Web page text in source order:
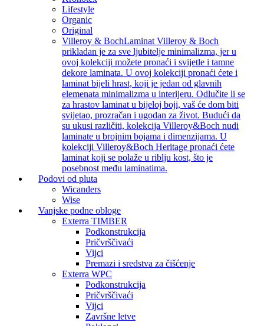
Lifestyle
Organic
Original
Villeroy & BochLaminat Villeroy & Boch
prikladan je za sve ljubitelje minimalizma, jer u
ovoj kolekciji možete pronaći i svijetle i tamne
dekore laminata. U ovoj kolekciji pronaći ćete i
laminat bijeli hrast, koji je jedan od glavnih
elemenata minimalizma u interijeru. Odlučite li se
za hrastov laminat u bijeloj boji, vaš će dom biti
svijetao, prozračan i ugodan za život. Budući da
su ukusi različiti, kolekcija Villeroy&Boch nudi
laminate u brojnim bojama i dimenzijama. U
kolekciji Villeroy&Boch Heritage pronaći ćete
laminat koji se polaže u riblju kost, što je
posebnost među laminatima.
Podovi od pluta
Wicanders
Wise
Vanjske podne obloge
Exterra TIMBER
Podkonstrukcija
Pričvrščivaći
Vijci
Premazi i sredstva za čišćenje
Exterra WPC
Podkonstrukcija
Pričvrščivaći
Vijci
Završne letve